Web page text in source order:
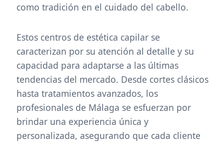
como tradición en el cuidado del cabello.
Estos centros de estética capilar se
caracterizan por su atención al detalle y su
capacidad para adaptarse a las últimas
tendencias del mercado. Desde cortes clásicos
hasta tratamientos avanzados, los
profesionales de Málaga se esfuerzan por
brindar una experiencia única y
personalizada, asegurando que cada cliente